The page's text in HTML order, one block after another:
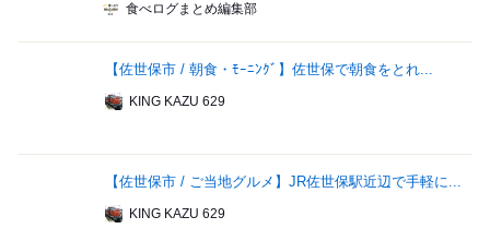
食べログまとめ編集部
【佐世保市 / 朝食・ﾓｰﾆﾝｸﾞ】佐世保で朝食をとれ...
KING KAZU 629
【佐世保市 / ご当地グルメ】JR佐世保駅近辺で手軽に...
KING KAZU 629